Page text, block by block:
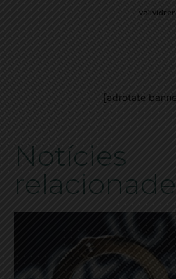
[adrotate
Notícies